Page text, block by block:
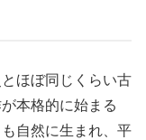
ほぼ同じくらい古
本格的に始まる
自然に生まれ、平